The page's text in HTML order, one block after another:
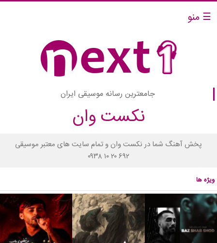
☰ منو
جامعترین رسانه موسیقی ایران
نکست وان
پخش آهنگ شما در نکست وان و تمام سایت های معتبر موسیقی
۰۹۳۸ ۱۰ ۲۰ ۶۹۲
ویژه ها